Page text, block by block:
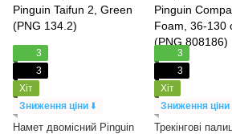
3
3
Хіт
Зниження ціни ⬇️
Намет двомісний Pinguin
3
3
Хіт
Зниження ціни
Трекінгові